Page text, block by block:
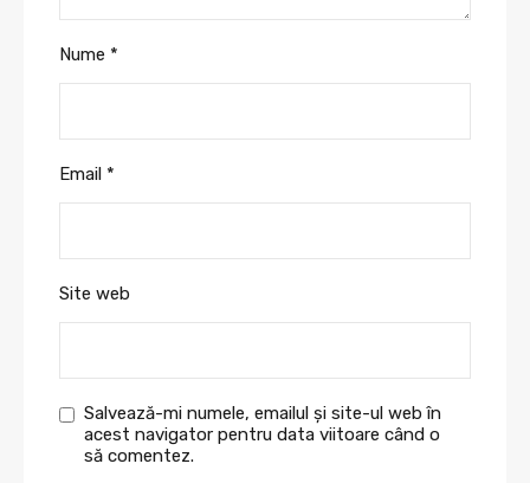
Nume *
Email *
Site web
Salvează-mi numele, emailul și site-ul web în
acest navigator pentru data viitoare când o
să comentez.